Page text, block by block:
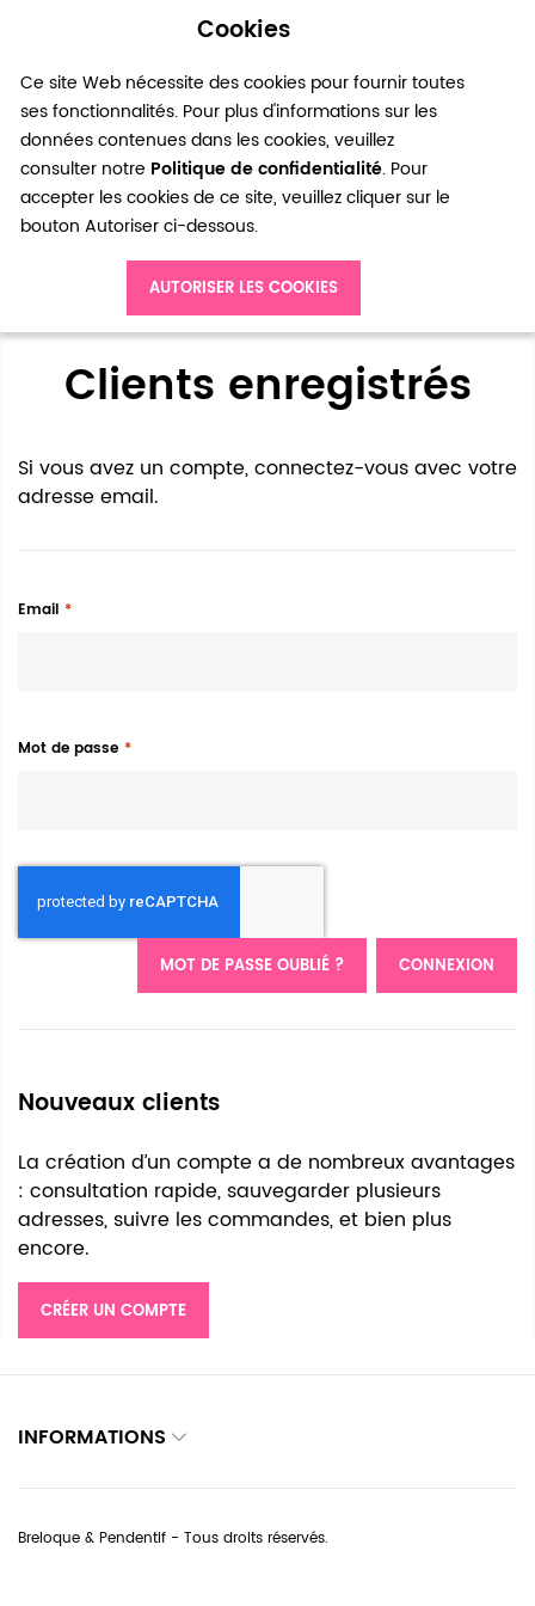
Cookies
Ce site Web nécessite des cookies pour fournir toutes
ses fonctionnalités. Pour plus d'informations sur les
données contenues dans les cookies, veuillez
consulter notre Politique de confidentialité. Pour
accepter les cookies de ce site, veuillez cliquer sur le
bouton Autoriser ci-dessous.
AUTORISER LES COOKIES
0
Accès client
Clients enregistrés
Si vous avez un compte, connectez-vous avec votre
adresse email.
Email
Mot de passe
CONNEXION
MOT DE PASSE OUBLIÉ ?
Nouveaux clients
La création d’un compte a de nombreux avantages
: consultation rapide, sauvegarder plusieurs
adresses, suivre les commandes, et bien plus
encore.
CRÉER UN COMPTE
INFORMATIONS
Breloque & Pendentif - Tous droits réservés.